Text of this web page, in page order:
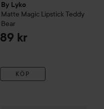
By Lyko
Matte Magic Lipstick Teddy
Bear
89 kr
KÖP